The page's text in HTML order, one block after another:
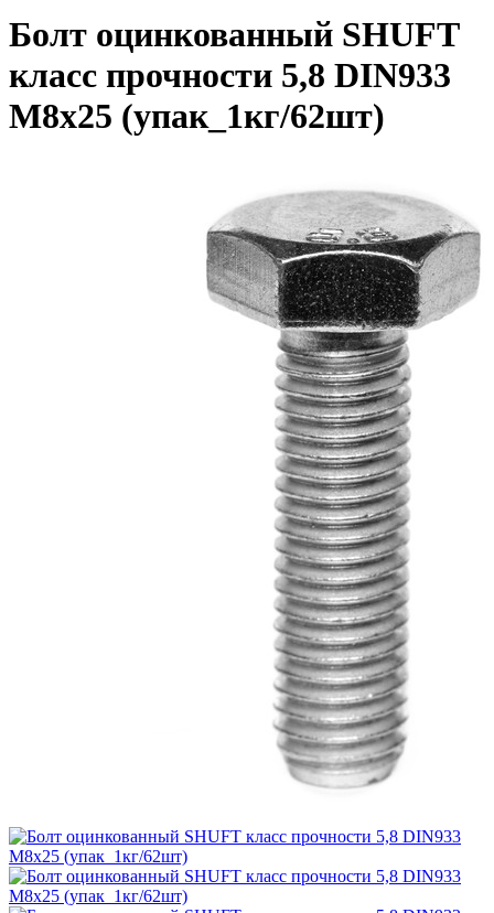
Болт оцинкованный SHUFT
класс прочности 5,8 DIN933
М8x25 (упак_1кг/62шт)